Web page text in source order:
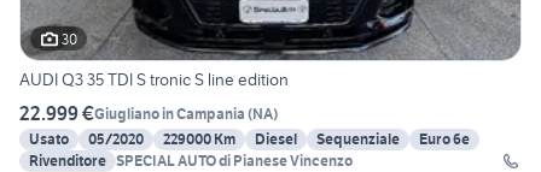
30
AUDI Q3 35 TDI S tronic S line edition
22.999 €Giugliano in Campania (NA)
Usato
05/2020 229000 Km Diesel Sequenziale
Euro 6e
Rivenditore SPECIAL AUTO di Pianese Vincenzo